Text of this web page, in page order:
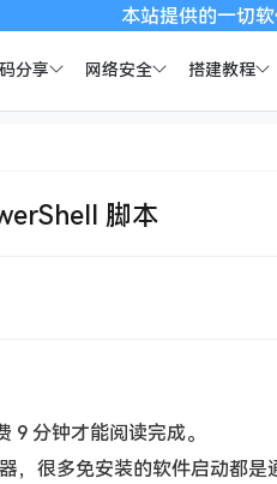
本站提供的一切软件、教程
分享 网络安全 搭建教程
脚本
9 分钟才能阅读完成。
，很多免安装的软件启动都